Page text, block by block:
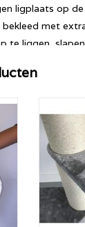
ligplaats op
bekleed met
te liggen,